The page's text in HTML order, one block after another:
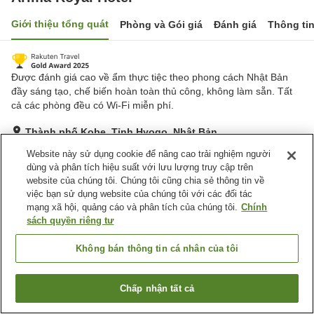
Giới thiệu tổng quát Phòng và Gói giá Đánh giá Thông
Được đánh giá cao về ẩm thực tiệc theo phong cách Nhật Bản
đầy sáng tạo, chế biến hoàn toàn thủ công, không làm sẵn. Tất
cả các phòng đều có Wi-Fi miễn phí.
Thành phố Kobe, Tỉnh Hyogo, Nhật Bản
Rất tốt Đánh giá:1,094lượt
Tiện nghi chỗ nghỉ
Máy bán hàng tự động
Tìm phòng trống
Website này sử dụng cookie để nâng cao trải nghiệm người
dùng và phân tích hiệu suất với lưu lượng truy cập trên
website của chúng tôi. Chúng tôi cũng chia sẻ thông tin về
việc bạn sử dụng website của chúng tôi với các đối tác
mạng xã hội, quảng cáo và phân tích của chúng tôi. Chính
sách quyền riêng tư
Không bán thông tin cá nhân của tôi
Chấp nhận tất cả